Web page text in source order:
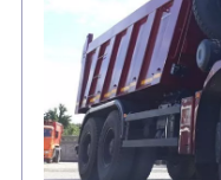
Направление
Колесная